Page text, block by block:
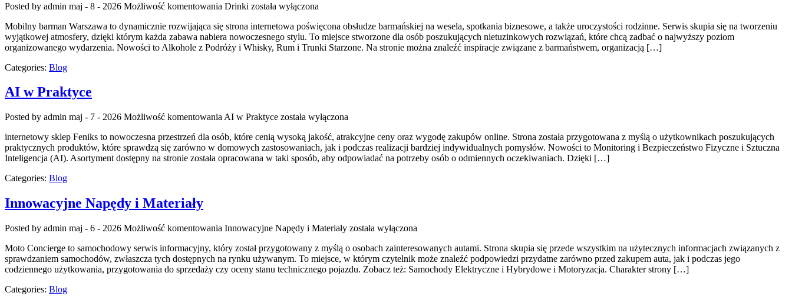
Posted by admin maj - 8 - 2026 Możliwość komentowania Drinki została wyłączona
Mobilny barman Warszawa to dynamicznie rozwijająca się strona internetowa poświęcona obsłudze barmańskiej na wesela, spotkania biznesowe, a także uroczystości rodzinne. Serwis skupia się na tworzeniu
wyjątkowej atmosfery, dzięki którym każda zabawa nabiera nowoczesnego stylu. To miejsce stworzone dla osób poszukujących nietuzinkowych rozwiązań, które chcą zadbać o najwyższy poziom
organizowanego wydarzenia. Nowości to Alkohole z Podróży i Whisky, Rum i Trunki Starzone. Na stronie można znaleźć inspiracje związane z barmaństwem, organizacją […]
Categories: Blog
AI w Praktyce
Posted by admin maj - 7 - 2026 Możliwość komentowania AI w Praktyce została wyłączona
internetowy sklep Feniks to nowoczesna przestrzeń dla osób, które cenią wysoką jakość, atrakcyjne ceny oraz wygodę zakupów online. Strona została przygotowana z myślą o użytkownikach poszukujących
praktycznych produktów, które sprawdzą się zarówno w domowych zastosowaniach, jak i podczas realizacji bardziej indywidualnych pomysłów. Nowości to Monitoring i Bezpieczeństwo Fizyczne i Sztuczna
Inteligencja (AI). Asortyment dostępny na stronie została opracowana w taki sposób, aby odpowiadać na potrzeby osób o odmiennych oczekiwaniach. Dzięki […]
Categories: Blog
Innowacyjne Napędy i Materiały
Posted by admin maj - 6 - 2026 Możliwość komentowania Innowacyjne Napędy i Materiały została wyłączona
Moto Concierge to samochodowy serwis informacyjny, który został przygotowany z myślą o osobach zainteresowanych autami. Strona skupia się przede wszystkim na użytecznych informacjach związanych z
sprawdzaniem samochodów, zwłaszcza tych dostępnych na rynku używanym. To miejsce, w którym czytelnik może znaleźć podpowiedzi przydatne zarówno przed zakupem auta, jak i podczas jego
codziennego użytkowania, przygotowania do sprzedaży czy oceny stanu technicznego pojazdu. Zobacz też: Samochody Elektryczne i Hybrydowe i Motoryzacja. Charakter strony […]
Categories: Blog